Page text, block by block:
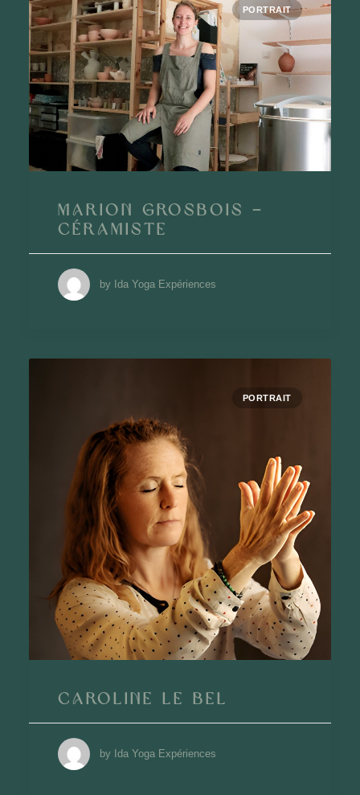
PORTRAIT
Marion Grosbois –
Céramiste
by Ida Yoga Expériences
PORTRAIT
Caroline Le Bel
by Ida Yoga Expériences